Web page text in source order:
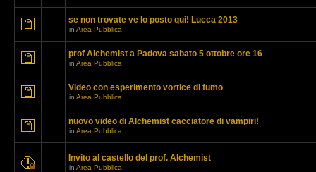
se non trovate ve lo posto qui! Lucca 2013
in Area Pubblica
prof Alchemist a Padova sabato 5 ottobre ore 16
in Area Pubblica
Video con esperimento vortice di fumo
in Area Pubblica
nuovo video di Alchemist cacciatore di vampiri!
in Area Pubblica
Invito al castello del prof. Alchemist
in Area Pubblica